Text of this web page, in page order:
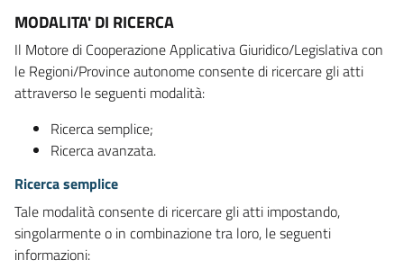
MODALITA' DI RICERCA
Il Motore di Cooperazione Applicativa Giuridico/Legislativa con
le Regioni/Province autonome consente di ricercare gli atti
attraverso le seguenti modalità:
Ricerca semplice;
Ricerca avanzata.
Ricerca semplice
Tale modalità consente di ricercare gli atti impostando,
singolarmente o in combinazione tra loro, le seguenti
informazioni: